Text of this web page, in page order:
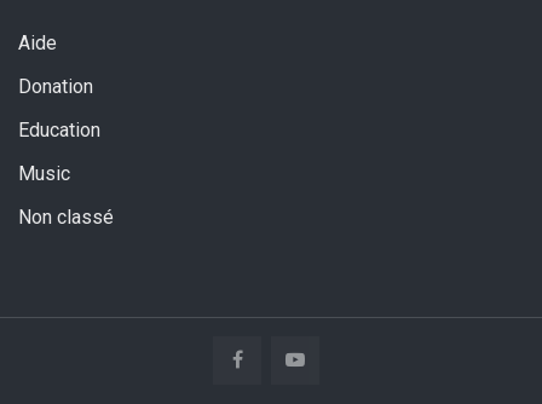
Aide
Donation
Education
Music
Non classé